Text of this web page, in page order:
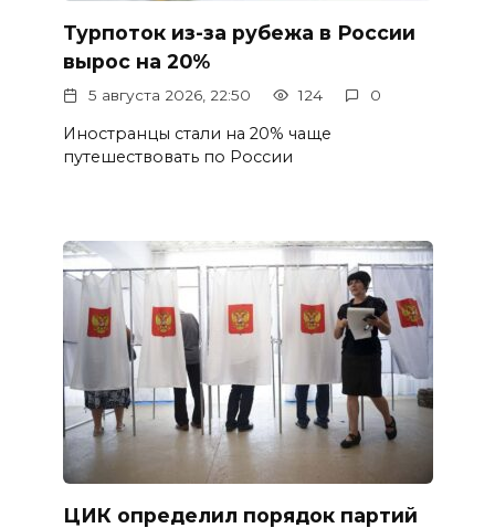
Турпоток из-за рубежа в России
вырос на 20%
5 августа 2026, 22:50 124 0
Иностранцы стали на 20% чаще
путешествовать по России
ЦИК определил порядок партий